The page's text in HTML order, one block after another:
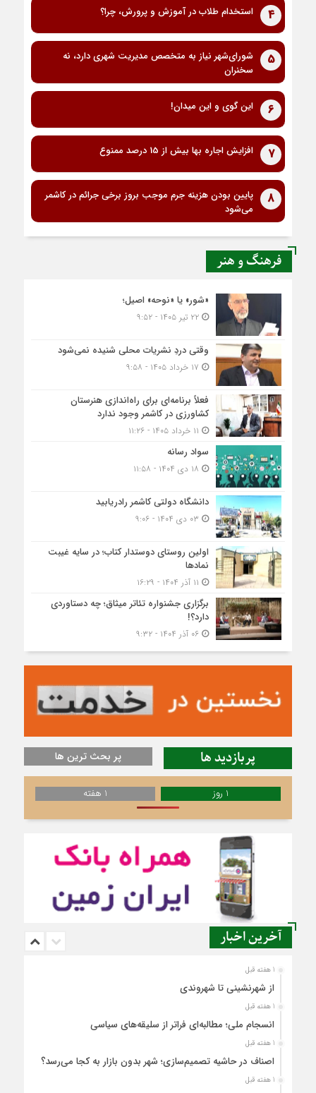
4 استخدام طلاب در آموزش و پرورش، چرا؟
5
شورای‌شهر نیاز به متخصص مدیریت شهری دارد، نه
سخنران
6 این گوی و این میدان!
7 افزایش اجاره بها بیش از 15 درصد ممنوع
8
پایین بودن هزینه جرم موجب بروز برخی جرائم در کاشمر
می‌شود
فرهنگ و هنر
«شور» یا «نوحه» اصیل؛
۲۲ تیر ۱۴۰۵ - ۹:۵۲
وقتی دردِ نشریات محلی شنیده نمی‌شود
فعلاً برنامه‌ای برای راه‌اندازی هنرستان
کشاورزی در کاشمر وجود ندارد
سواد رسانه
دانشگاه دولتی کاشمر‌ رادریابید
اولین روستای دوستدار کتاب؛ در سایه غیبت
نمادها
برگزاری جشنواره تئاتر میثاق؛ چه دستاوردی
دارد؟!
۰۶ آذر ۱۴۰۴ - ۹:۳۲
پربازدید ها پر بحث ترین ها
1 روز 1 هفته
آخرین اخبار
1 هفته قبل
از شهرنشینی تا شهروندی
1 هفته قبل
انسجام ملی؛ مطالبه‌ای فراتر از سلیقه‌های سیاسی
1 هفته قبل
اصناف در حاشیه تصمیم‌سازی؛ شهر بدون بازار به کجا می‌رسد؟
1 هفته قبل